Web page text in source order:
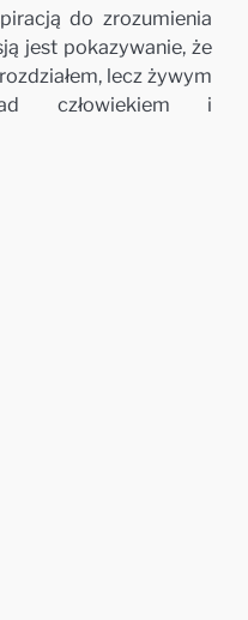
do zrozumienia
jest pokazywanie, że
lecz żywym
człowiekiem i